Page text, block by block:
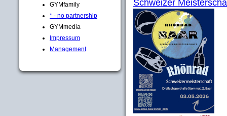
GYMfamily
* - no partnership
GYMmedia
Impressum
Management
Schweizer